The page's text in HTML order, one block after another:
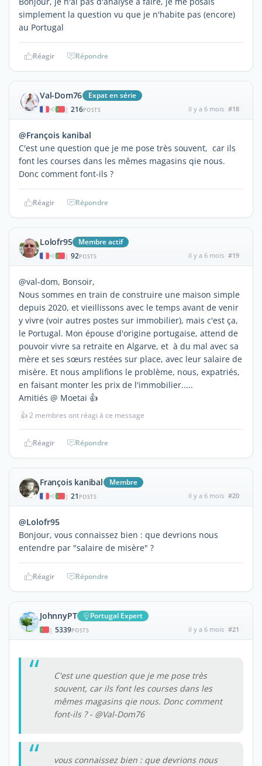
simplement la question vu que je n'habite pas (encore)
au Portugal
Réagir Répondre
Val-Dom76 Expat en série
| 216POSTS il y a 6 mois #18
@François kanibal
C'est une question que je me pose très souvent, car ils
font les courses dans les mêmes magasins qie nous.
Donc comment font-ils ?
Réagir Répondre
Lolofr95 Membre actif
| 92POSTS il y a 6 mois #19
@val-dom, Bonsoir,
Nous sommes en train de construire une maison simple
depuis 2020, et vieillissons avec le temps avant de venir
y vivre (voir autres postes sur immobilier), mais c'est ça,
le Portugal. Mon épouse d'origine portugaise, attend de
pouvoir vivre sa retraite en Algarve, et à du mal avec sa
mère et ses sœurs restées sur place, avec leur salaire de
misère. Et nous amplifions le problème, nous, expatriés,
en faisant monter les prix de l'immobilier.....
Amitiés @ Moetai 👍
👍2 membres ont réagi à ce message
Réagir Répondre
François kanibal Membre
| 21 POSTS il y a 6 mois #20
@Lolofr95
Bonjour, vous connaissez bien : que devrions nous
entendre par "salaire de misère" ?
Réagir Répondre
JohnnyPT Portugal Expert
| 5339POSTS il y a 6 mois #21
C'est une question que je me pose très
souvent, car ils font les courses dans les
mêmes magasins qie nous. Donc comment
font-ils ? - @Val-Dom76
vous connaissez bien : que devrions nous